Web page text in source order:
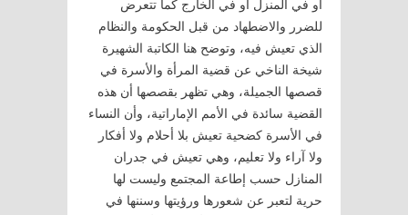
أو في المنزل أو في الخارج كما تتعرض
للضرر والاضطهاد من قبل الحكومة والنظام
الذي تعيش فيه، وتوضح هنا الكاتبة الشهيرة
شيخة الناخي عن قضية المرأة والأسرة في
قصصها الجميلة، وهي تظهر بقصصها أن هذه
القضية سائدة في الأمم الإماراتية، وأن النساء
في الأسرة كضحية تعيش بلا أحلام ولا أفكار
ولا آراء ولا تعليم، وهي تعيش في جدران
المنازل حسب إطاعة المجتمع وليست لها
حرية لتعبر عن شعورها ورؤيتها وسننها في